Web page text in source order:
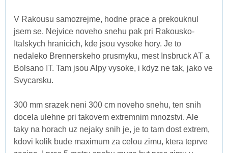
V Rakousu samozrejme, hodne prace a prekouknul
jsem se. Nejvice noveho snehu pak pri Rakousko-
Italskych hranicich, kde jsou vysoke hory. Je to
nedaleko Brennerskeho prusmyku, mest Insbruck AT a
Bolsano IT. Tam jsou Alpy vysoke, i kdyz ne tak, jako ve
Svycarsku.
300 mm srazek neni 300 cm noveho snehu, ten snih
docela ulehne pri takovem extremnim mnozstvi. Ale
taky na horach uz nejaky snih je, je to tam dost extrem,
kdovi kolik bude maximum za celou zimu, ktera teprve